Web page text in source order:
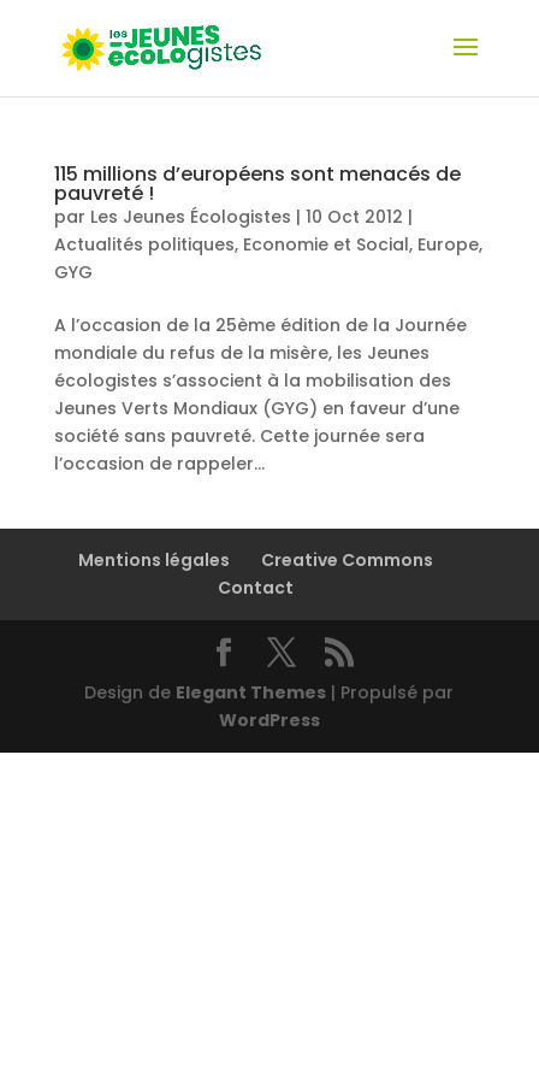
115 millions d’européens sont menacés de
pauvreté !
par Les Jeunes Écologistes | 10 Oct 2012 |
Actualités politiques, Economie et Social, Europe,
GYG
A l’occasion de la 25ème édition de la Journée
mondiale du refus de la misère, les Jeunes
écologistes s’associent à la mobilisation des
Jeunes Verts Mondiaux (GYG) en faveur d’une
société sans pauvreté. Cette journée sera
l’occasion de rappeler...
Mentions légales
Creative Commons
Contact
Design de Elegant Themes | Propulsé par
WordPress